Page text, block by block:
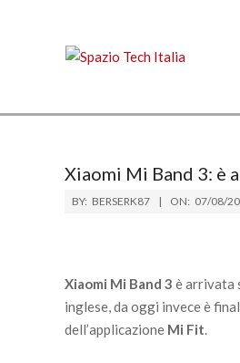
Xiaomi Mi Band 3: è
BY: BERSERK87 ON: 07/08/
Xiaomi Mi Band 3 è arrivata
inglese, da oggi invece è
dell’applicazione Mi Fit.